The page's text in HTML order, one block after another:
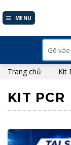
to
MENU
kiếm:
Trang chủ Kit
KIT PCR